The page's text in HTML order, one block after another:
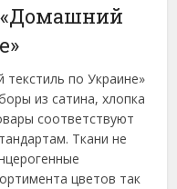
«Домашний
по Украине»
из сатина, хлопка
соответствуют
Ткани не
цветов так